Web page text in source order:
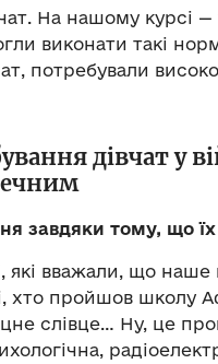
На нашому курсі —
виконати такі
потребували
дівчат у
завдяки тому, що
які вважали, що наше
хто пройшов школу
слівце… Ну, це